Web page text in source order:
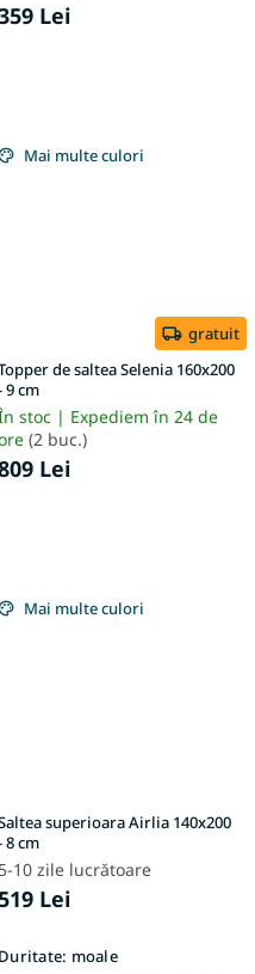
Lei
Mai multe culori
gratuit
de saltea Selenia 160x200
9 cm
stoc | Expediem în 24 de
(2 buc.)
Lei
Mai multe culori
superioara Airlia 140x200
8 cm
5-10 zile lucrătoare
Lei
Duritate: moale